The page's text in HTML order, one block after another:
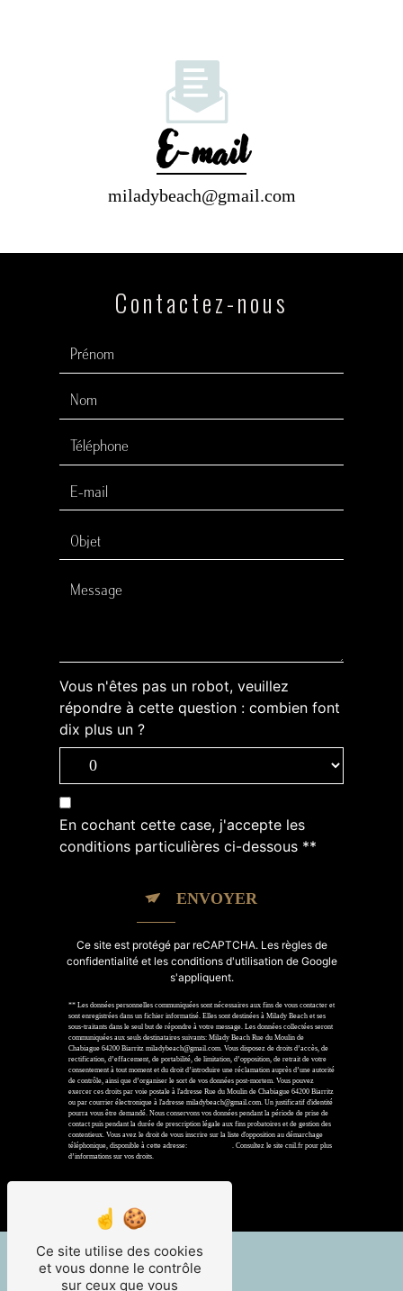
E-mail
miladybeach@gmail.com
Contactez-nous
Vous n'êtes pas un robot, veuillez
répondre à cette question : combien font
dix plus un ?
En cochant cette case, j'accepte les
conditions particulières ci-dessous **
ENVOYER
Ce site est protégé par reCAPTCHA. Les règles de
confidentialitéet les conditions d'utilisation de Google
s'appliquent.
** Les données personnelles communiquées sont nécessaires aux fins de vous contacter et
sont enregistrées dans un fichier informatisé. Elles sont destinées à Milady Beach et ses
sous-traitants dans le seul but de répondre à votre message. Les données collectées seront
communiquées aux seuls destinataires suivants: Milady Beach Rue du Moulin de
Chabiague 64200 Biarritz miladybeach@gmail.com. Vous disposez de droits d’accès, de
rectification, d’effacement, de portabilité, de limitation, d’opposition, de retrait de votre
consentement à tout moment et du droit d’introduire une réclamation auprès d’une autorité
de contrôle, ainsi que d’organiser le sort de vos données post-mortem. Vous pouvez
exercer ces droits par voie postale à l'adresse Rue du Moulin de Chabiague 64200 Biarritz
ou par courrier électronique à l'adresse miladybeach@gmail.com. Un justificatif d'identité
pourra vous être demandé. Nous conservons vos données pendant la période de prise de
contact puis pendant la durée de prescription légale aux fins probatoires et de gestion des
contentieux. Vous avez le droit de vous inscrire sur la liste d'opposition au démarchage
téléphonique, disponible à cette adresse:
. Consultez le site cnil.fr pour plus
d’informations sur vos droits.
Ce site utilise des cookies
et vous donne le contrôle
sur ceux que vous